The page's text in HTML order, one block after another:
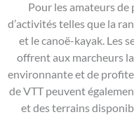
Pour les amateurs
d’activités telles que la
et le canoë-kayak. Les
offrent aux marcheurs
environnante et de
de VTT peuvent
et des terrains